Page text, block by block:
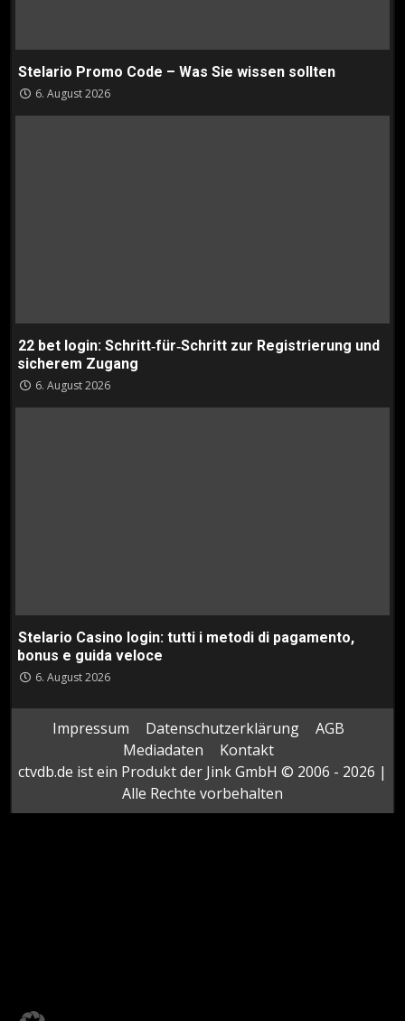
Stelario Promo Code – Was Sie wissen sollten
6. August 2026
22 bet login: Schritt‑für‑Schritt zur Registrierung und
sicherem Zugang
6. August 2026
Stelario Casino login: tutti i metodi di pagamento,
bonus e guida veloce
6. August 2026
Impressum Datenschutzerklärung
AGB
Mediadaten
Kontakt
ctvdb.de ist ein Produkt der Jink GmbH © 2006 - 2026 |
Alle Rechte vorbehalten